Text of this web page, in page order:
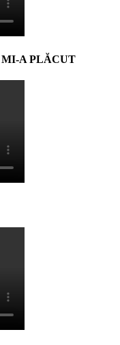
MI-A PLĂCUT